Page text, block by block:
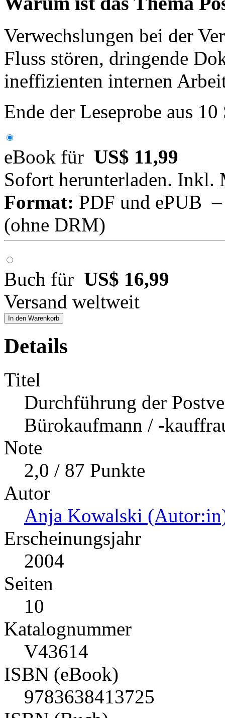
Verwechslungen bei der
Fluss stören, dringende
ineffizienten internen
Ende der Leseprobe aus
eBook für US$ 11,99
Sofort herunterladen. Inkl.
Format: PDF und ePUB
(ohne DRM)
Buch für US$ 16,99
Versand weltweit
In den Warenkorb
Details
Titel
Durchführung der
Bürokaufmann / -
Note
2,0 / 87 Punkte
Autor
Anja Kowalski
Erscheinungsjahr
2004
Seiten
10
Katalognummer
V43614
ISBN (eBook)
9783638413725